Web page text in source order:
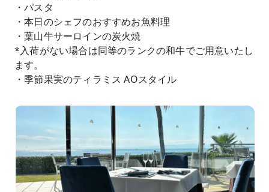
・パスタ
・本日のシェフのおすすめお魚料理
・葉山牛サーロインの炭火焼
*入荷がない場合は同等のランクの和牛でご用意いたし
ます。
・季節果実のティラミス AOスタイル